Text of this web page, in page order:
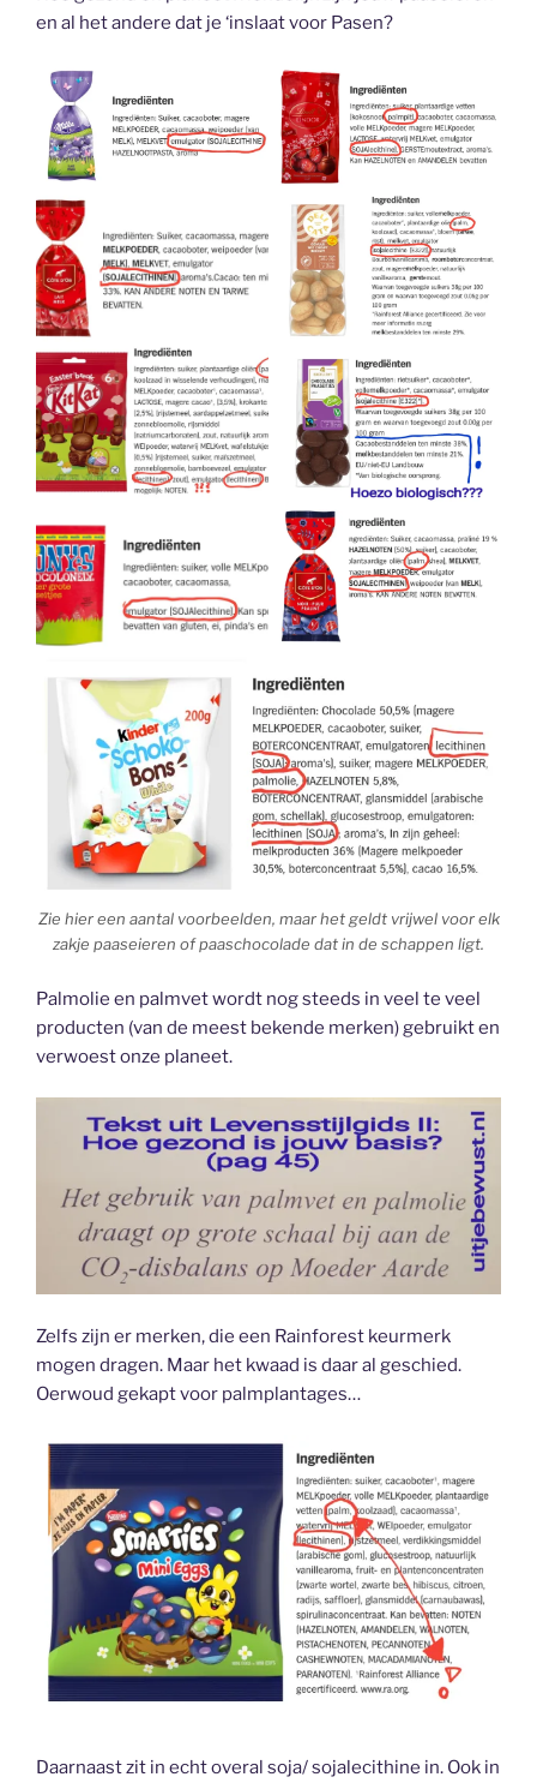
en al het andere dat je ‘inslaat voor Pasen?
Zie hier een aantal voorbeelden, maar het geldt vrijwel voor elk
zakje paaseieren of paaschocolade dat in de schappen ligt.
Palmolie en palmvet wordt nog steeds in veel te veel
producten (van de meest bekende merken) gebruikt en
verwoest onze planeet.
Zelfs zijn er merken, die een Rainforest keurmerk
mogen dragen. Maar het kwaad is daar al geschied.
Oerwoud gekapt voor palmplantages…
Daarnaast zit in echt overal soja/ sojalecithine in. Ook in